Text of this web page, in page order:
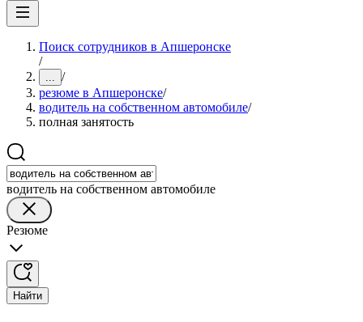
Поиск сотрудников в Апшеронске
/
... /
резюме в Апшеронске/
водитель на собственном автомобиле/
полная занятость
водитель на собственном автомобиле
Резюме
Найти